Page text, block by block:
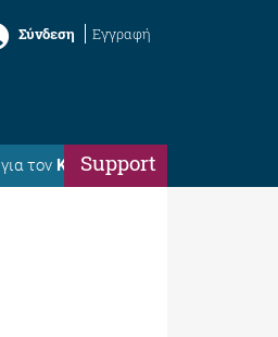
Σύνδεση Εγγραφή
για τον ΚώσταSupport